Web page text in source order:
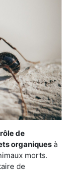
de
organiques à
morts.
de